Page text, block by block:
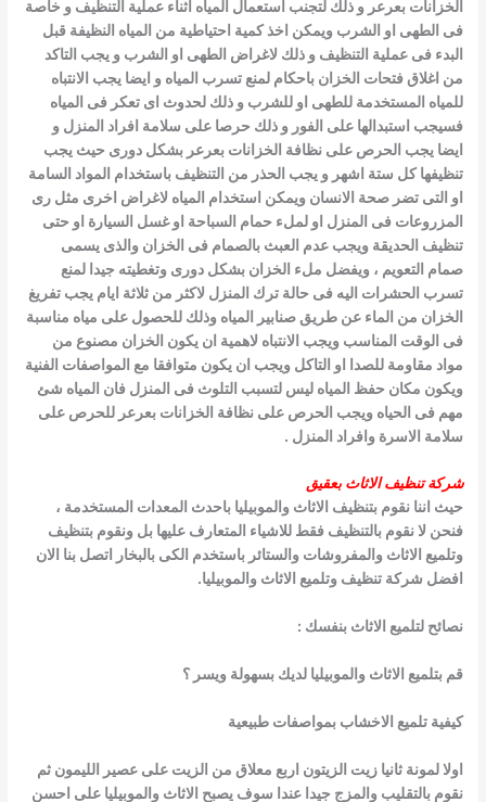
الخزاناتبعرعر و ذلك لتجنب استعمال المياه اثناء عملية التنظيف و خاصة
فى الطهى او الشرب ويمكن اخذ كمية احتياطية من المياه النظيفة قبل
البدء فى عملية التنظيف و ذلك لاغراض الطهى او الشرب و يجب التاكد
من اغلاق فتحات الخزان باحكام لمنعتسرب المياه و ايضا يجب الانتباه
للمياه المستخدمة للطهى او للشرب و ذلكلحدوث اى تعكر فى المياه
فسيجب استبدالها على الفور و ذلك حرصا على سلامة افراد المنزل و
ايضا يجب الحرص على نظافة الخزانات بعرعر بشكلدورى حيث يجب
تنظيفها كل ستة اشهر و يجب الحذر من التنظيف باستخدام المواد السامة
او التى تضر صحة الانسان ويمكن استخدام المياه لاغراض اخرى مثل رى
المزروعات فى المنزل او لملء حمام السباحة او غسل السيارة او حتى
تنظيف الحديقة ويجب عدم العبث بالصمام فى الخزان والذى يسمى
صمام التعويم ،ويفضل ملء الخزان بشكل دورى وتغطيته جيدا لمنع
تسرب الحشرات اليه فى حالة ترك المنزل لاكثر من ثلاثة ايام يجب تفريغ
الخزان من الماء عن طريقصنابير المياه وذلك للحصول على مياه مناسبة
فى الوقت المناسب ويجب الانتباه لاهمية ان يكون الخزان مصنوع من
مواد مقاومة للصدا او التاكل ويجب ان يكون متوافقا مع المواصفات الفنية
ويكون مكان حفظ المياه ليس لتسبب التلوث فى المنزل فان المياه شئ
مهم فى الحياه ويجب الحرص على نظافة الخزانات بعرعرللحرص على
سلامة الاسرة وافراد المنزل .
شركة تنظيف الاثاث بعقيق
حيث اننا نقوم بتنظيف الاثاث والموبيليا باحدث المعدات المستخدمة ،
فنحن لا نقوم بالتنظيف فقط للاشياء المتعارف عليها بل ونقوم بتنظيف
وتلميع الاثاثوالمفروشات والستائرباستخدم الكى بالبخار اتصل بنا الان
افضل شركة تنظيف وتلميع الاثاث والموبيليا.
نصائح لتلميع الاثاث بنفسك :
قم بتلميع الاثاث والموبيليا لديك بسهولة ويسر ؟
كيفية تلميع الاخشاب بمواصفات طبيعية
اولا لمونة ثانيا زيت الزيتون اربع معلاق من الزيت على عصير الليمون ثم
نقوم بالتقليب والمزج جيدا عندا سوف يصبح الاثاث والموبيليا على احسن